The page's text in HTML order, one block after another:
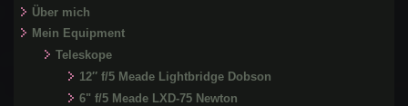
Über mich
Mein Equipment
Teleskope
12″ f/5 Meade Lightbridge Dobson
6" f/5 Meade LXD-75 Newton